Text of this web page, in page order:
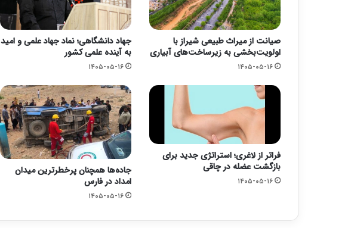
صیانت از میراث طبیعی شیراز با
اولویت‌بخشی به زیرساخت‌های آبیاری
۱۴۰۵-۰۵-۱۶
جهاد دانشگاهی؛ نماد جهاد علمی و امید
به آینده علمی کشور
۱۴۰۵-۰۵-۱۶
فراتر از لاغری؛ استراتژی جدید برای
بازگشت عضله در چاقی
۱۴۰۵-۰۵-۱۶
جاده‌ها همچنان پرخطرترین میدان
امداد در فارس
۱۴۰۵-۰۵-۱۶